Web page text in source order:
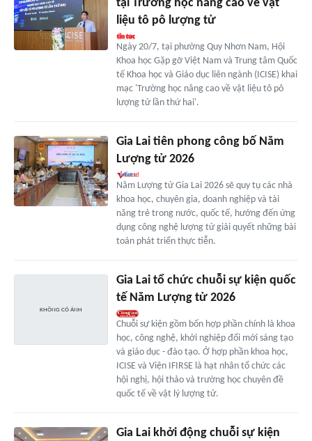
tại Trường học nâng cao về vật
liệu tô pô lượng tử
Ngày 20/7, tại phường Quy Nhơn Nam, Hội
Khoa học Gặp gỡ Việt Nam và Trung tâm Quốc
tế Khoa học và Giáo dục liên ngành (ICISE) khai
mạc 'Trường học nâng cao về vật liệu tô pô
lượng tử lần thứ hai'.
Gia Lai tiên phong công bố Năm
Lượng tử 2026
Năm Lượng tử Gia Lai 2026 sẽ quy tụ các nhà
khoa học, chuyên gia, doanh nghiệp và tài
năng trẻ trong nước, quốc tế, hướng đến ứng
dụng công nghệ lượng tử giải quyết những bài
toán phát triển thực tiễn.
Gia Lai tổ chức chuỗi sự kiện quốc
tế Năm Lượng tử 2026
Chuỗi sự kiện gồm bốn hợp phần chính là khoa
học, công nghệ, khởi nghiệp đổi mới sáng tạo
và giáo dục - đào tạo. Ở hợp phần khoa học,
ICISE và Viện IFIRSE là hạt nhân tổ chức các
hội nghị, hội thảo và trường học chuyên đề
quốc tế về vật lý lượng tử.
Gia Lai khởi động chuỗi sự kiện